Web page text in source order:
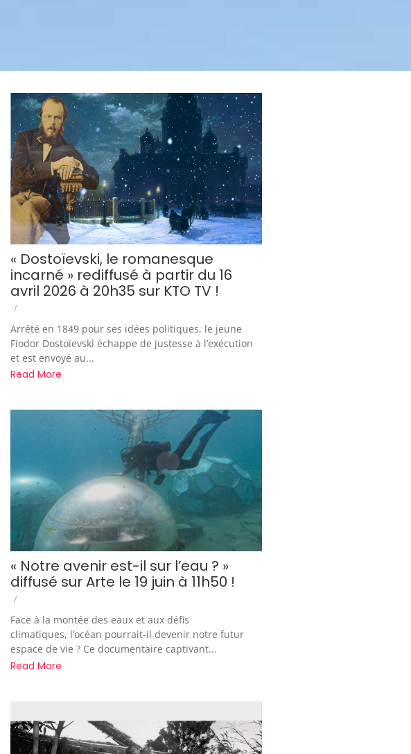
« Dostoïevski, le romanesque
incarné » rediffusé à partir du 16
avril 2026 à 20h35 sur KTO TV !
/
Arrêté en 1849 pour ses idées politiques, le jeune
Fiodor Dostoïevski échappe de justesse à l’exécution
et est envoyé au...
Read More
« Notre avenir est-il sur l’eau ? »
diffusé sur Arte le 19 juin à 11h50 !
/
Face à la montée des eaux et aux défis
climatiques, l’océan pourrait-il devenir notre futur
espace de vie ? Ce documentaire captivant...
Read More